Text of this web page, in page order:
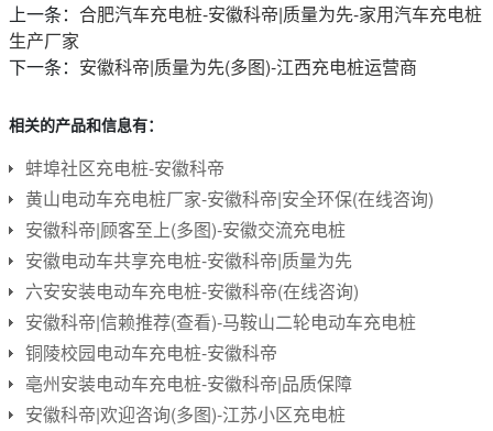
上一条： 合肥汽车充电桩-安徽科帝|质量为先-家用汽车充电桩
生产厂家
下一条： 安徽科帝|质量为先(多图)-江西充电桩运营商
相关的产品和信息有：
蚌埠社区充电桩-安徽科帝
黄山电动车充电桩厂家-安徽科帝|安全环保(在线咨询)
安徽科帝|顾客至上(多图)-安徽交流充电桩
安徽电动车共享充电桩-安徽科帝|质量为先
六安安装电动车充电桩-安徽科帝(在线咨询)
安徽科帝|信赖推荐(查看)-马鞍山二轮电动车充电桩
铜陵校园电动车充电桩-安徽科帝
亳州安装电动车充电桩-安徽科帝|品质保障
安徽科帝|欢迎咨询(多图)-江苏小区充电桩